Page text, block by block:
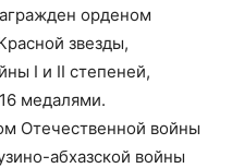
орденом
звезды,
I и II степеней,
медалями.
Отечественной войны
абхазской войны